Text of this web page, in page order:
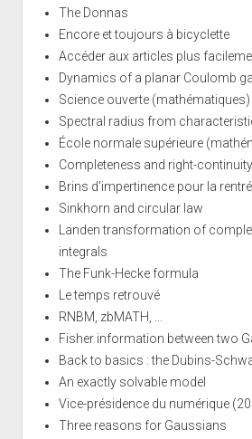
The Donnas
Encore et toujours à bicyclette
Accéder aux articles plus
Dynamics of a planar Coulomb
Science ouverte (mathématiques)
Spectral radius from
École normale supérieure
Completeness and right-
Brins d'impertinence pour la
Sinkhorn and circular law
Landen transformation of
integrals
The Funk-Hecke formula
Le temps retrouvé
RNBM, zbMATH, ...
Fisher information between two
Back to basics : the Dubins-
An exactly solvable model
Vice-présidence du numérique
Three reasons for Gaussians